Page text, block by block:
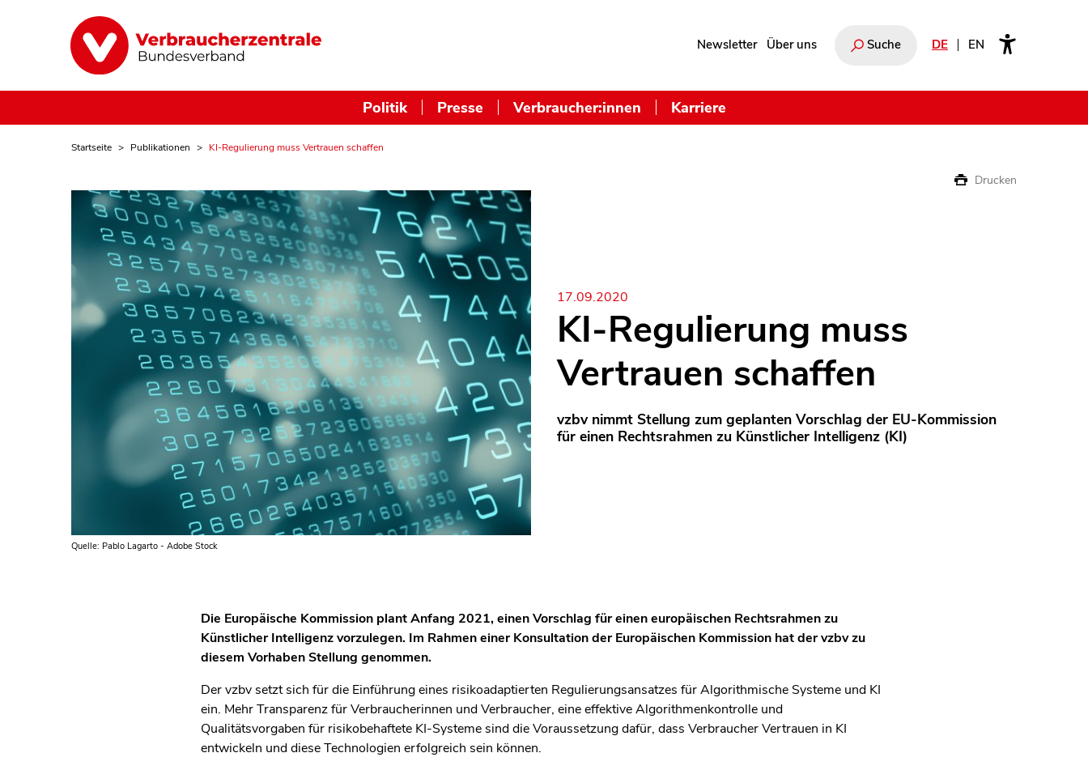
Newsletter Über uns Suche DE EN
Politik Presse Verbraucher:innen Karriere
Startseite Publikationen KI-Regulierung muss Vertrauen schaffen
Drucken
Quelle: Pablo Lagarto - Adobe Stock
17.09.2020
KI-Regulierung muss
Vertrauen schaffen
vzbv nimmt Stellung zum geplanten Vorschlag der EU-Kommission
für einen Rechtsrahmen zu Künstlicher Intelligenz (KI)
Die Europäische Kommission plant Anfang 2021, einen Vorschlag für einen europäischen Rechtsrahmen zu
Künstlicher Intelligenz vorzulegen. Im Rahmen einer Konsultation der Europäischen Kommission hat der vzbv zu
diesem Vorhaben Stellung genommen.
Der vzbv setzt sich für die Einführung eines risikoadaptierten Regulierungsansatzes für Algorithmische Systeme und KI
ein. Mehr Transparenz für Verbraucherinnen und Verbraucher, eine effektive Algorithmenkontrolle und
Qualitätsvorgaben für risikobehaftete KI-Systeme sind die Voraussetzung dafür, dass Verbraucher Vertrauen in KI
entwickeln und diese Technologien erfolgreich sein können.